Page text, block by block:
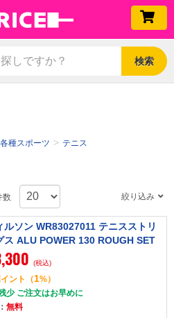
検索
各種スポーツ テニス
数 絞り込み
ルソン WR83027011 テニスストリ
ス ALU POWER 130 ROUGH SET
バー [硬式テニス用ガット]
(税込)
ント （1%）
少 ご注文はお早めに
無料